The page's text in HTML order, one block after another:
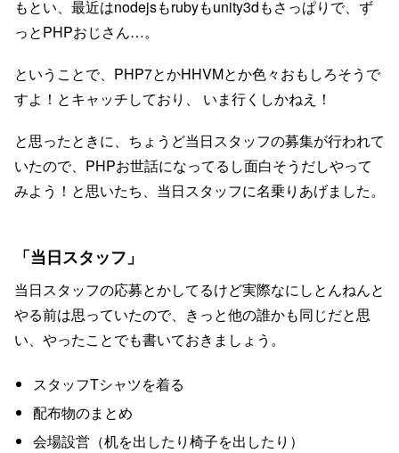
もとい、最近はnodejsもrubyもunity3dもさっぱりで、ず
っとPHPおじさん…。
ということで、PHP7とかHHVMとか色々おもしろそうで
すよ！とキャッチしており、 いま行くしかねえ！
と思ったときに、ちょうど当日スタッフの募集が行われて
いたので、PHPお世話になってるし面白そうだしやって
みよう！と思いたち、当日スタッフに名乗りあげました。
「当日スタッフ」
当日スタッフの応募とかしてるけど実際なにしとんねんと
やる前は思っていたので、きっと他の誰かも同じだと思
い、やったことでも書いておきましょう。
スタッフTシャツを着る
配布物のまとめ
会場設営（机を出したり椅子を出したり）